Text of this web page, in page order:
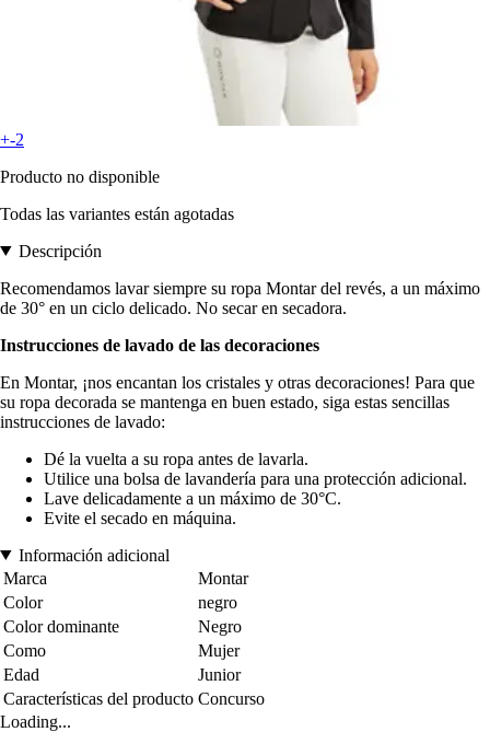
+-2
Producto no disponible
Todas las variantes están agotadas
Descripción
Recomendamos lavar siempre su ropa Montar del revés, a un máximo
de 30° en un ciclo delicado. No secar en secadora.
Instrucciones de lavado de las decoraciones
En Montar, ¡nos encantan los cristales y otras decoraciones! Para que
su ropa decorada se mantenga en buen estado, siga estas sencillas
instrucciones de lavado:
Dé la vuelta a su ropa antes de lavarla.
Utilice una bolsa de lavandería para una protección adicional.
Lave delicadamente a un máximo de 30°C.
Evite el secado en máquina.
Información adicional
Marca
Montar
Color
negro
Color dominante
Negro
Como
Mujer
Edad
Junior
Características del producto Concurso
Loading...